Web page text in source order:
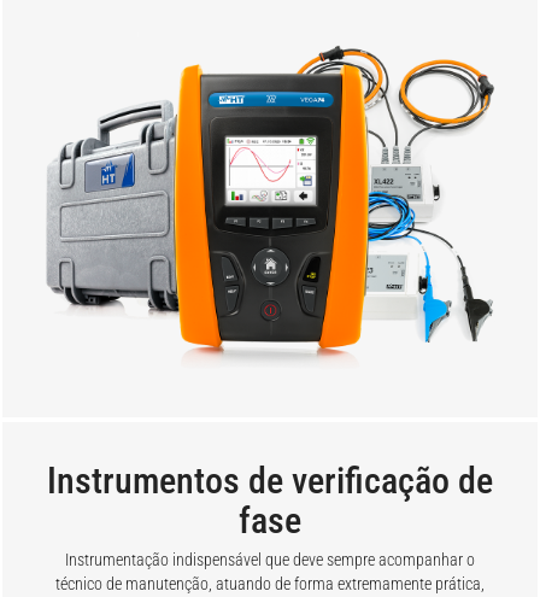
Instrumentos de verificação de
fase
Instrumentação indispensável que deve sempre acompanhar o
técnico de manutenção, atuando de forma extremamente prática,